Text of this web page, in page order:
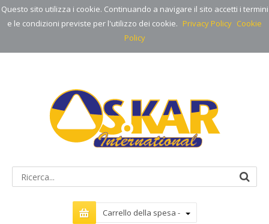
Questo sito utilizza i cookie. Continuando a navigare il sito accetti i termini
e le condizioni previste per l'utilizzo dei cookie. Privacy Policy Cookie
Policy
Carrello della spesa -